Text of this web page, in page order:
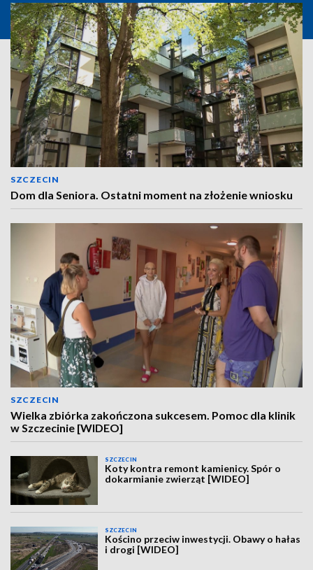
SZCZECIN
Dom dla Seniora. Ostatni moment na złożenie wniosku
SZCZECIN
Wielka zbiórka zakończona sukcesem. Pomoc dla klinik
w Szczecinie [WIDEO]
SZCZECIN
Koty kontra remont kamienicy. Spór o
dokarmianie zwierząt [WIDEO]
SZCZECIN
Kościno przeciw inwestycji. Obawy o hałas
i drogi [WIDEO]